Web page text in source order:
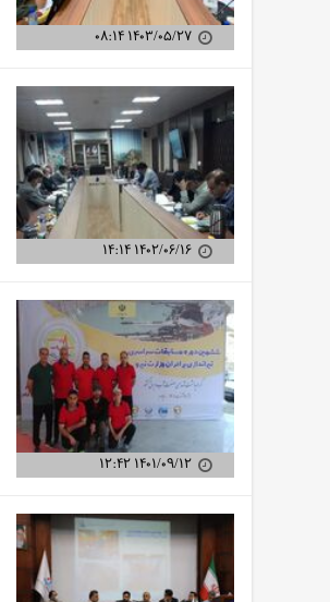
۱۴۰۳/۰۵/۲۷ ۰۸:۱۴
۱۴۰۲/۰۶/۱۶ ۱۴:۱۴
۱۴۰۱/۰۹/۱۲ ۱۲:۴۲